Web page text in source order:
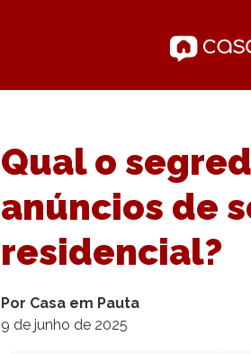
Qual o
anúncios de
residencial?
Por Casa em Pauta
9 de junho de 2025